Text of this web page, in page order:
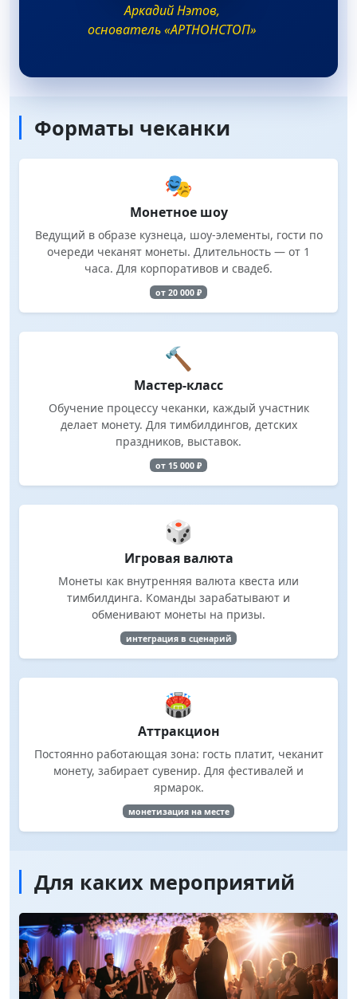
Аркадий Нэтов,
основатель «АРТНОНСТОП»
Форматы чеканки
🎭
Монетное шоу
Ведущий в образе кузнеца, шоу-элементы, гости по
очереди чеканят монеты. Длительность — от 1
часа. Для корпоративов и свадеб.
от 20 000 ₽
🔨
Мастер-класс
Обучение процессу чеканки, каждый участник
делает монету. Для тимбилдингов, детских
праздников, выставок.
от 15 000 ₽
🎲
Игровая валюта
Монеты как внутренняя валюта квеста или
тимбилдинга. Команды зарабатывают и
обменивают монеты на призы.
интеграция в сценарий
🏟️
Аттракцион
Постоянно работающая зона: гость платит, чеканит
монету, забирает сувенир. Для фестивалей и
ярмарок.
монетизация на месте
Для каких мероприятий